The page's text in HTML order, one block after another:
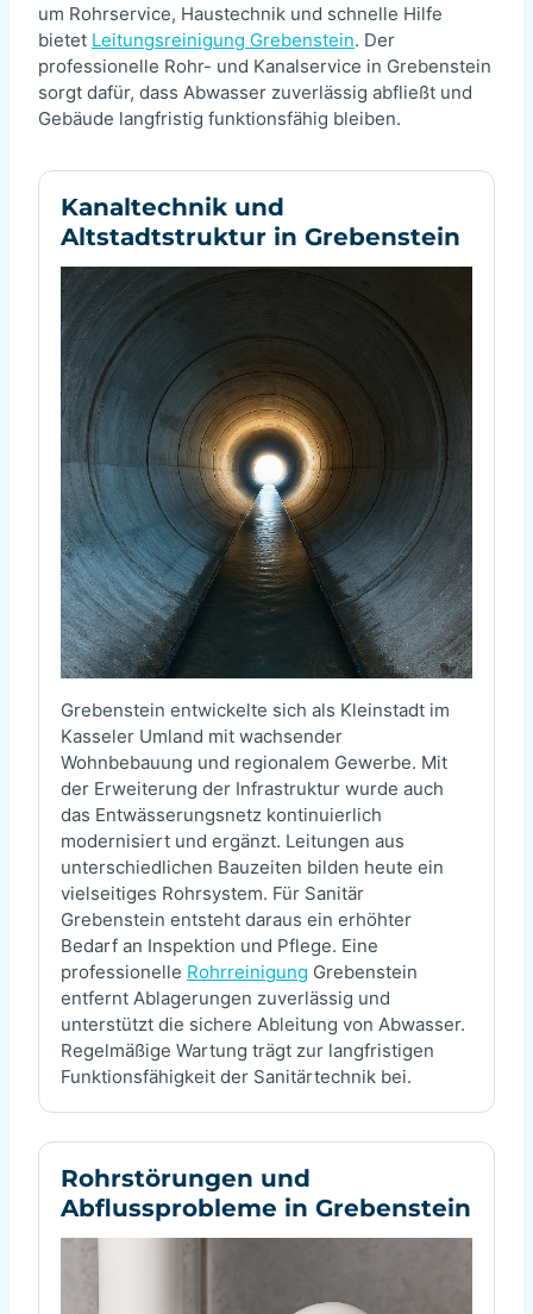
um Rohrservice, Haustechnik und schnelle Hilfe
bietet Leitungsreinigung Grebenstein. Der
professionelle Rohr- und Kanalservice in Grebenstein
sorgt dafür, dass Abwasser zuverlässig abfließt und
Gebäude langfristig funktionsfähig bleiben.
Kanaltechnik und
Altstadtstruktur in Grebenstein
Grebenstein entwickelte sich als Kleinstadt im
Kasseler Umland mit wachsender
Wohnbebauung und regionalem Gewerbe. Mit
der Erweiterung der Infrastruktur wurde auch
das Entwässerungsnetz kontinuierlich
modernisiert und ergänzt. Leitungen aus
unterschiedlichen Bauzeiten bilden heute ein
vielseitiges Rohrsystem. Für Sanitär
Grebenstein entsteht daraus ein erhöhter
Bedarf an Inspektion und Pflege. Eine
professionelle Rohrreinigung Grebenstein
entfernt Ablagerungen zuverlässig und
unterstützt die sichere Ableitung von Abwasser.
Regelmäßige Wartung trägt zur langfristigen
Funktionsfähigkeit der Sanitärtechnik bei.
Rohrstörungen und
Abflussprobleme in Grebenstein